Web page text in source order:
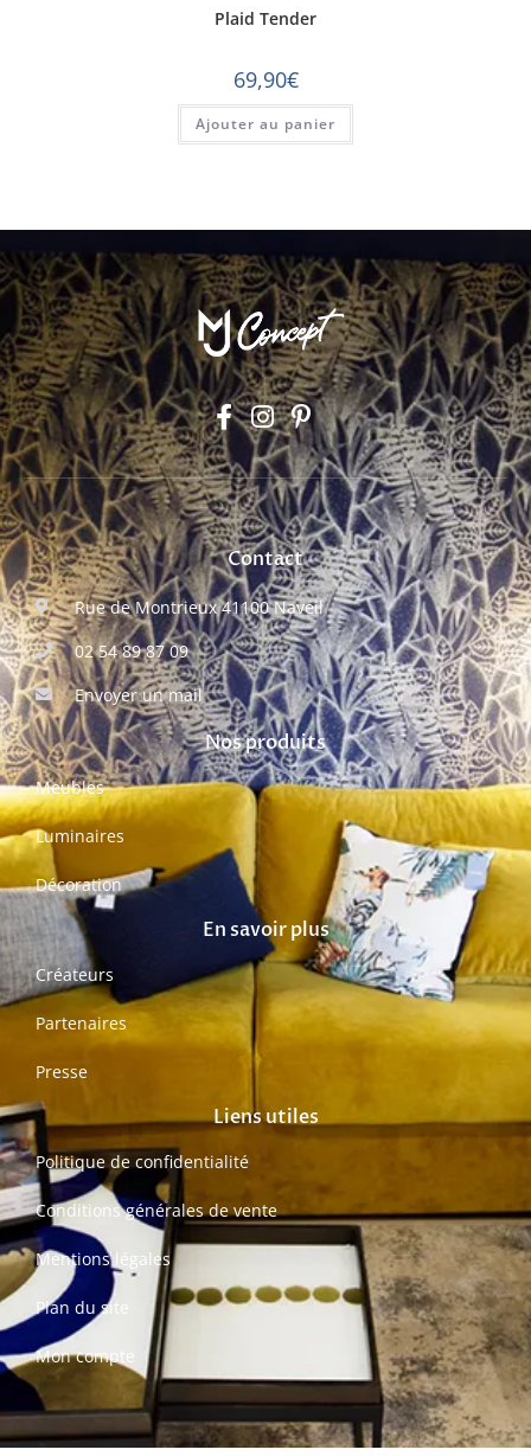
Plaid Tender
69,90€
Ajouter au panier
Contact
Rue de Montrieux 41100 Naveil
02 54 89 87 09
Envoyer un mail
Nos produits
Meubles
Luminaires
Décoration
En savoir plus
Créateurs
Partenaires
Presse
Liens utiles
Politique de confidentialité
Conditions générales de vente
Mentions légales
Plan du site
Mon compte